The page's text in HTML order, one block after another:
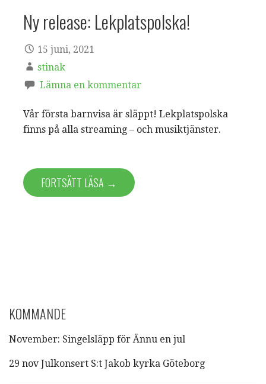
Ny release: Lekplatspolska!
15 juni, 2021
stinak
Lämna en kommentar
Vår första barnvisa är släppt! Lekplatspolska
finns på alla streaming – och musiktjänster.
FORTSÄTT LÄSA →
KOMMANDE
November: Singelsläpp för Ännu en jul
29 nov Julkonsert S:t Jakob kyrka Göteborg